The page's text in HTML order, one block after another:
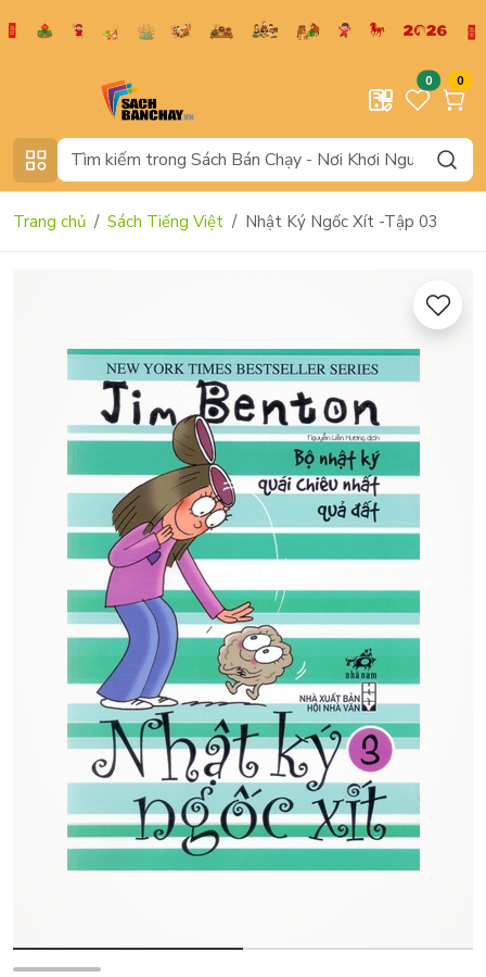
0 0
Trang chủ Sách Tiếng Việt Nhật Ký Ngốc Xít -Tập 03